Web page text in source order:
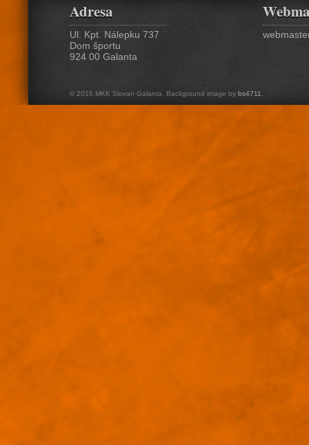
Adresa
Ul. Kpt. Nálepku 737
Dom športu
924 00 Galanta
© 2016 MKK Slovan Galanta. Background image by bs4711